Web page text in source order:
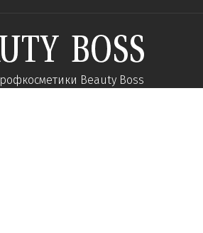
Beauty Boss